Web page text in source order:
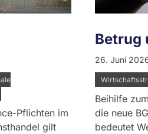
Pflichten im
gilt
Betrug
26. Juni
Beihilfe
die neue
bedeutet